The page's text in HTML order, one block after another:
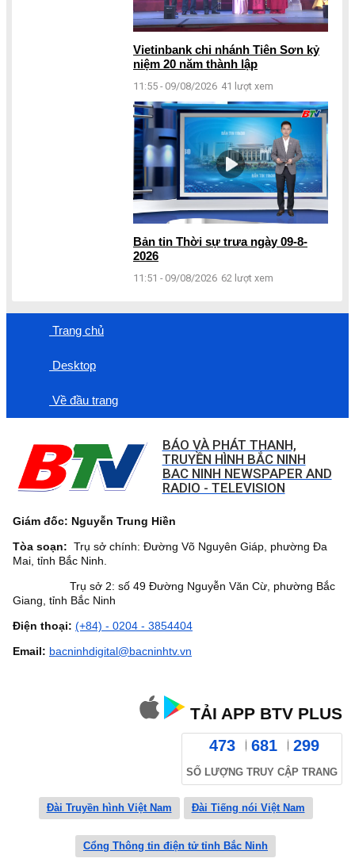
Vietinbank chi nhánh Tiên Sơn kỷ
niệm 20 năm thành lập
11:55 - 09/08/2026 41 lượt xem
Bản tin Thời sự trưa ngày 09-8-
2026
11:51 - 09/08/2026 62 lượt xem
Trang chủ
Desktop
Về đầu trang
BÁO VÀ PHÁT THANH,
TRUYỀN HÌNH BẮC NINH
BAC NINH NEWSPAPER AND
RADIO - TELEVISION
Giám đốc: Nguyễn Trung Hiền
Tòa soạn: Trụ sở chính: Đường Võ Nguyên Giáp, phường Đa
Mai, tỉnh Bắc Ninh.
Trụ sở 2: số 49 Đường Nguyễn Văn Cừ, phường Bắc
Giang, tỉnh Bắc Ninh
Điện thoại: (+84) - 0204 - 3854404
Email: bacninhdigital@bacninhtv.vn
TẢI APP BTV PLUS
473 681 299
SỐ LƯỢNG TRUY CẬP TRANG
Đài Truyền hình Việt Nam Đài Tiếng nói Việt Nam
Cổng Thông tin điện tử tỉnh Bắc Ninh